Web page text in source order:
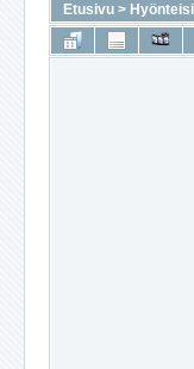
Etusivu >